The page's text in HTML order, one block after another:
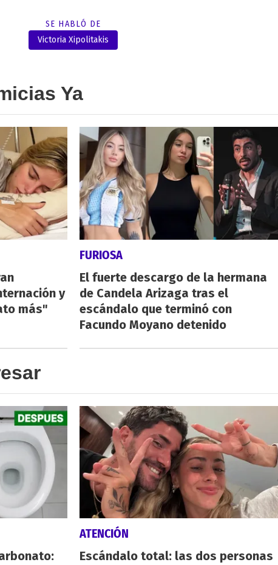
SE HABLÓ DE
Victoria Xipolitakis
Ya
y
más"
FURIOSA
El fuerte descargo de la hermana
de Candela Arizaga tras el
escándalo que terminó con
Facundo Moyano detenido
ATENCIÓN
Escándalo total: las dos personas